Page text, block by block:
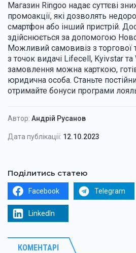
Магазин Ringoo надає суттєві
промоакції, які дозволять
смартфон або інший пристрій.
здійснюється за допомогою
Можливий самовивіз з торгової
з точок видачі Lifecell, Kyivstar
замовлення можна карткою,
юридична особа. Станьте
отримайте бонуси програми
Автор: Андрій Русанов
Дата публікації: 12.10.2023
Поділитись статею
Facebook Telegram
LinkedIn
КОМЕНТАРІ